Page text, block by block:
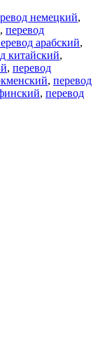
немецкий,
, перевод
арабский,
китайский,
, перевод
, перевод
, перевод